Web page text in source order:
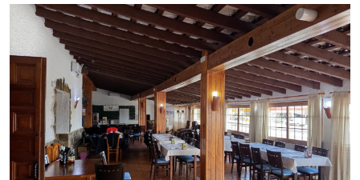
1 plaza de parking
1 entrada principal y 2 accesos secundarios
Cuenta además con dos terrazas:
Terraza exterior en fachada principal
Gran patio interior con segunda barra y barbacoa, ideal
para eventos, grupos y temporada alta
Aforo interior para 120 comensales, lo que permite trabajar